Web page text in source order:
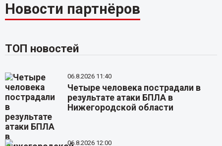
Новости партнёров
ТОП новостей
06.8.2026 11:40
Четыре человека пострадали в
результате атаки БПЛА в
Нижегородской области
06.8.2026 12:00